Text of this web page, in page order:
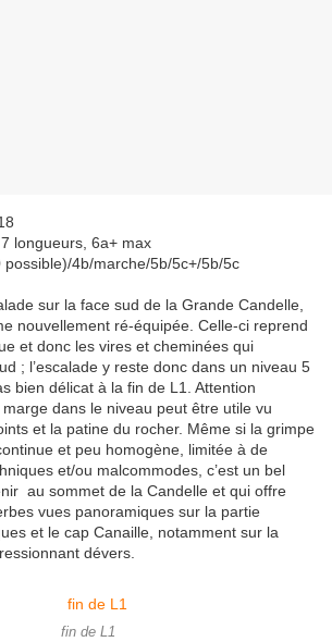
longueurs, 6a+ max
possible)/4b/marche/5b/5c+/5b/5c
sur la face sud de la Grande Candelle,
nouvellement ré-équipée. Celle-ci reprend
et donc les vires et cheminées qui
; l’escalade y reste donc dans un niveau 5
bien délicat à la fin de L1. Attention
dans le niveau peut être utile vu
et la patine du rocher. Même si la grimpe
et peu homogène, limitée à de
et/ou malcommodes, c’est un bel
au sommet de la Candelle et qui offre
vues panoramiques sur la partie
et le cap Canaille, notamment sur la
dévers.
fin de L1